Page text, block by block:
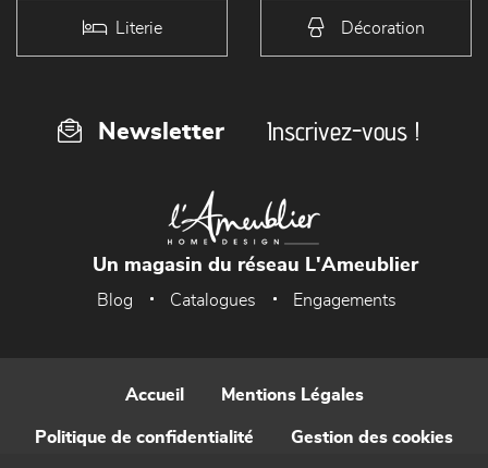
Literie Décoration
Newsletter Inscrivez-vous !
Un magasin du réseau L'Ameublier
Blog Catalogues Engagements
Accueil Mentions Légales
Politique de confidentialité Gestion des cookies